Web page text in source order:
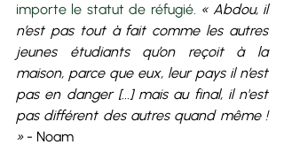
importe le statut de réfugié. « Abdou, il
n’est pas tout à fait comme les autres
jeunes étudiants qu’on reçoit à la
maison, parce que eux, leur pays il n’est
pas en danger [...] mais au final, il n'est
pas différent des autres quand même !
» - Noam